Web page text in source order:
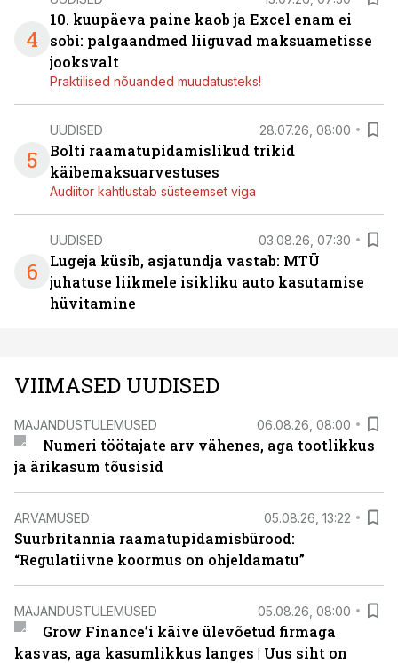
4
10. kuupäeva paine kaob ja Excel enam ei
sobi: palgaandmed liiguvad maksuametisse
jooksvalt
Praktilised nõuanded muudatusteks!
5
UUDISED 28.07.26, 08:00
Bolti raamatupidamislikud trikid
käibemaksuarvestuses
Audiitor kahtlustab süsteemset viga
6
UUDISED 03.08.26, 07:30
Lugeja küsib, asjatundja vastab: MTÜ
juhatuse liikmele isikliku auto kasutamise
hüvitamine
VIIMASED UUDISED
MAJANDUSTULEMUSED 06.08.26, 08:00
Numeri töötajate arv vähenes, aga tootlikkus
ja ärikasum tõusisid
ARVAMUSED 05.08.26, 13:22
Suurbritannia raamatupidamisbürood:
“Regulatiivne koormus on ohjeldamatu”
MAJANDUSTULEMUSED 05.08.26, 08:00
Grow Finance’i käive ülevõetud firmaga
kasvas, aga kasumlikkus langes | Uus siht on